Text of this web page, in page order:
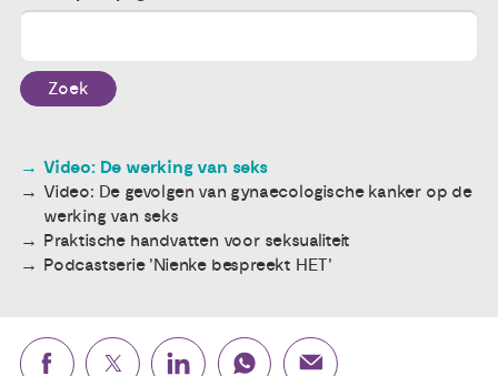
Publicaties
Over ons
Contact
Zoek
Video: De werking van seks
Video: De gevolgen van gynaecologische kanker op de
werking van seks
Praktische handvatten voor seksualiteit
Podcastserie 'Nienke bespreekt HET'